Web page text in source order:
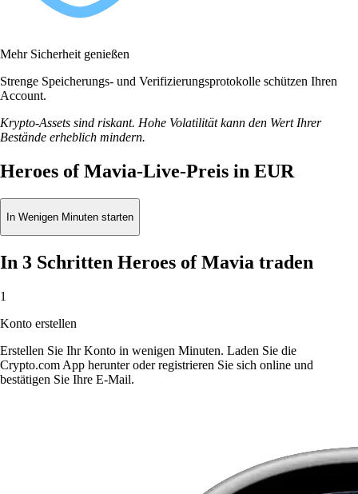
Mehr Sicherheit genießen
Strenge Speicherungs- und Verifizierungsprotokolle schützen Ihren
Account.
Krypto-Assets sind riskant. Hohe Volatilität kann den Wert Ihrer
Bestände erheblich mindern.
Heroes of Mavia-Live-Preis in EUR
In Wenigen Minuten starten
In 3 Schritten Heroes of Mavia traden
1
Konto erstellen
Erstellen Sie Ihr Konto in wenigen Minuten. Laden Sie die
Crypto.com App herunter oder registrieren Sie sich online und
bestätigen Sie Ihre E-Mail.